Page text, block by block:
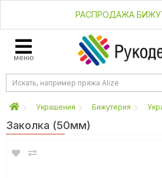
РАСПРОДАЖА
меню
Украшения Бижутерия
Заколка (50мм)